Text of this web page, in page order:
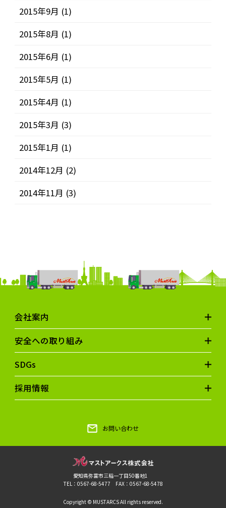
2015年9月 (1)
2015年8月 (1)
2015年6月 (1)
2015年5月 (1)
2015年4月 (1)
2015年3月 (3)
2015年1月 (1)
2014年12月 (2)
2014年11月 (3)
会社案内
安全への取り組み
SDGs
採用情報
お問い合わせ
愛知県弥富市三稲一丁目50番地1
TEL：0567-68-5477 FAX：0567-68-5478
Copyright © MUSTARCS All rights reserved.